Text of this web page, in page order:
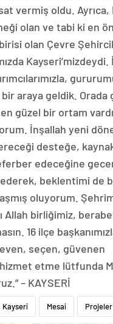
vermiş oldu. Ayrıca,
olan ve tabi ki en
olan Çevre
Kayseri’mizdeydi.
araya geldik. Orada
güzel bir ortam
İnşallah yeni
desteğe,
edeceğine
beklentimi de
oluyorum.
Allah birliğimiz,
16 ilçe
seçen, güvenen
etme lütfunda
– KAYSERİ
Kayseri Mesai Projeler